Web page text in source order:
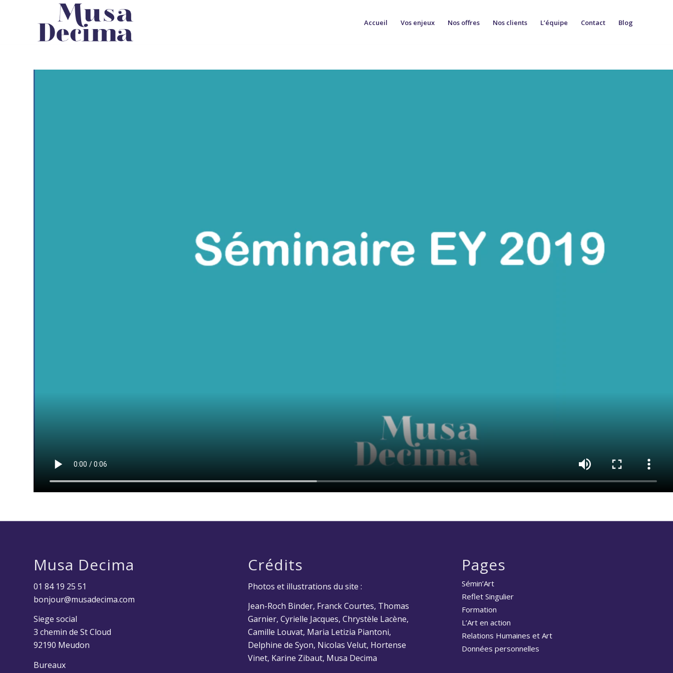
Accueil Vos enjeux Nos offres Nos clients L’équipe Contact Blog
Musa Decima
01 84 19 25 51
bonjour@musadecima.com
Siege social
3 chemin de St Cloud
92190 Meudon
Bureaux
Crédits
Photos et illustrations du site :
Jean-Roch Binder, Franck Courtes, Thomas
Garnier, Cyrielle Jacques, Chrystèle Lacène,
Camille Louvat, Maria Letizia Piantoni,
Delphine de Syon, Nicolas Velut, Hortense
Vinet, Karine Zibaut, Musa Decima
Pages
Sémin’Art
Reflet Singulier
Formation
L’Art en action
Relations Humaines et Art
Données personnelles